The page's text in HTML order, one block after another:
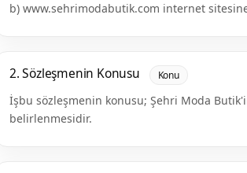
b) www.sehrimodabutik.com internet
2. Sözleşmenin Konusu Konu
İşbu sözleşmenin konusu; Şehri Moda
belirlenmesidir.